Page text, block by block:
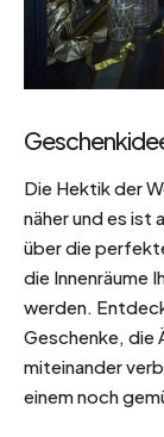
Die Hektik der
näher und es ist
über die
die Innenräume
werden.
Geschenke, die
miteinander
einem noch